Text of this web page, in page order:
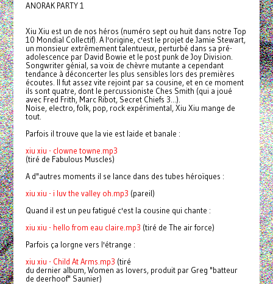
ANORAK PARTY 1
Xiu Xiu est un de nos héros (numéro sept ou huit dans notre Top
10 Mondial Collectif). A l'origine, c'est le projet de Jamie Stewart,
un monsieur extrêmement talentueux, perturbé dans sa pré-
adolescence par David Bowie et le post punk de Joy Division.
Songwriter génial, sa voix de chèvre mutante a cependant
tendance à déconcerter les plus sensibles lors des premières
écoutes. Il fut assez vite rejoint par sa cousine, et en ce moment
ils sont quatre, dont le percussioniste Ches Smith (qui a joué
avec Fred Frith, Marc Ribot, Secret Chiefs 3...).
Noise, electro, folk, pop, rock expérimental, Xiu Xiu mange de
tout.
Parfois il trouve que la vie est laide et banale :
xiu xiu - clowne towne.mp3
(tiré de Fabulous Muscles)
A d"autres moments il se lance dans des tubes héroïques :
xiu xiu - i luv the valley oh.mp3 (pareil)
Quand il est un peu fatigué c'est la cousine qui chante :
xiu xiu - hello from eau claire.mp3 (tiré de The air force)
Parfois ça lorgne vers l'étrange :
xiu xiu - Child At Arms.mp3 (tiré
du dernier album, Women as lovers, produit par Greg "batteur
de deerhoof" Saunier)